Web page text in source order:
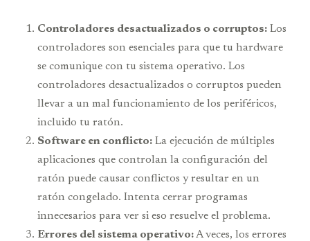
Controladores desactualizados o corruptos: Los
controladores son esenciales para que tu hardware
se comunique con tu sistema operativo. Los
controladores desactualizados o corruptos pueden
llevar a un mal funcionamiento de los periféricos,
incluido tu ratón.
Software en conflicto: La ejecución de múltiples
aplicaciones que controlan la configuración del
ratón puede causar conflictos y resultar en un
ratón congelado. Intenta cerrar programas
innecesarios para ver si eso resuelve el problema.
Errores del sistema operativo:A veces, los errores